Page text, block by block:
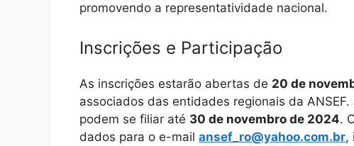
promovendo a representatividade nacional.
Inscrições e Participação
As inscrições estarão abertas de 20 de
associados das entidades regionais da
podem se filiar até 30 de novembro de 2024.
dados para o e-mail ansef_ro@yahoo.com.br,